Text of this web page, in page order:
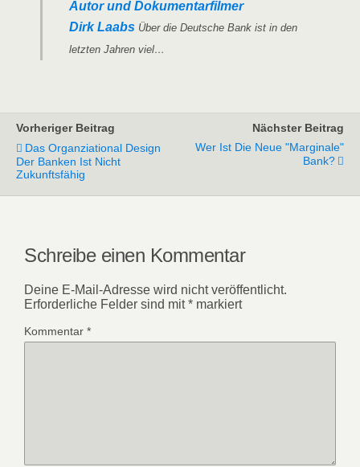
Autor und Doku­men­tar­fil­mer
Dirk Laabs Über die Deut­sche Bank ist in den
letz­ten Jah­ren viel…
Vorheriger Beitrag
Das Organziational Design
Der Banken Ist Nicht
Zukunftsfähig
Nächster Beitrag
Wer Ist Die Neue "marginale"
Bank?
Schreibe einen Kommentar
Deine E-Mail-Adresse wird nicht veröffentlicht.
Erforderliche Felder sind mit* markiert
Kommentar *